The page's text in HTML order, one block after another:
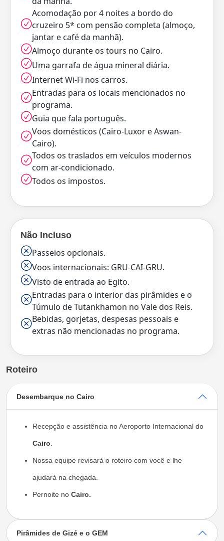
Acomodação por 4 noites a bordo do
cruzeiro 5* com pensão completa (almoço,
jantar e café da manhã).
Almoço durante os tours no Cairo.
Uma garrafa de água mineral diária.
Internet Wi-Fi nos carros.
Entradas para os locais mencionados no
programa.
Guia que fala português.
Voos domésticos (Cairo-Luxor e Aswan-
Cairo).
Todos os traslados em veículos modernos
com ar-condicionado.
Todos os impostos.
Não Incluso
Passeios opcionais.
Voos internacionais: GRU-CAI-GRU.
Visto de entrada ao Egito.
Entradas para o interior das pirâmides e o
Túmulo de Tutankhamon no Vale dos Reis.
Bebidas, gorjetas, despesas pessoais e
extras não mencionadas no programa.
Roteiro
Desembarque no Cairo
Recepção e assistência no Aeroporto Internacional do
Cairo
Nossa equipe revisará o roteiro com você e lhe
ajudará na chegada.
Pernoite no Cairo.
Pirâmides de Gizé e o GEM